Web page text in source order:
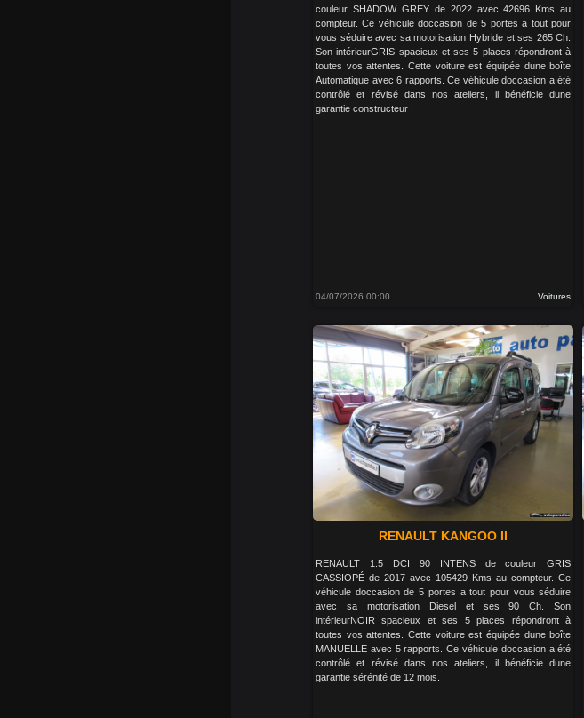
couleur SHADOW GREY de 2022 avec 42696 Kms au
compteur. Ce véhicule doccasion de 5 portes a tout pour
vous séduire avec sa motorisation Hybride et ses 265 Ch.
Son intérieurGRIS spacieux et ses 5 places répondront à
toutes vos attentes. Cette voiture est équipée dune boîte
Automatique avec 6 rapports. Ce véhicule doccasion a été
contrôlé et révisé dans nos ateliers, il bénéficie dune
garantie constructeur .
04/07/2026 00:00 Voitures
RENAULT KANGOO II
RENAULT 1.5 DCI 90 INTENS de couleur GRIS
CASSIOPÉ de 2017 avec 105429 Kms au compteur. Ce
véhicule doccasion de 5 portes a tout pour vous séduire
avec sa motorisation Diesel et ses 90 Ch. Son
intérieurNOIR spacieux et ses 5 places répondront à
toutes vos attentes. Cette voiture est équipée dune boîte
MANUELLE avec 5 rapports. Ce véhicule doccasion a été
contrôlé et révisé dans nos ateliers, il bénéficie dune
garantie sérénité de 12 mois.